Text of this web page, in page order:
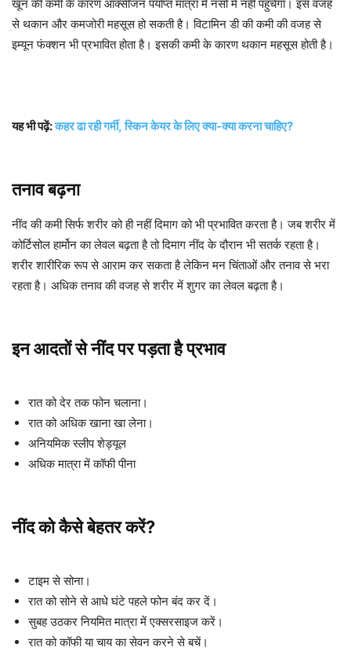
खून की कमी के कारण ऑक्सीजन पर्याप्त मात्रा में नसों में नहीं पहुंचेगा। इस वजह
से थकान और कमजोरी महसूस हो सकती है। विटामिन डी की कमी की वजह से
इम्यून फंक्शन भी प्रभावित होता है। इसकी कमी के कारण थकान महसूस होती है।
यह भी पढ़ें:कहर ढा रही गर्मी, स्किन केयर के लिए क्या-क्या करना चाहिए?
तनाव बढ़ना
नींद की कमी सिर्फ शरीर को ही नहीं दिमाग को भी प्रभावित करता है। जब शरीर में
कोर्टिसोल हार्मोन का लेवल बढ़ता है तो दिमाग नींद के दौरान भी सतर्क रहता है।
शरीर शारीरिक रूप से आराम कर सकता है लेकिन मन चिंताओं और तनाव से भरा
रहता है। अधिक तनाव की वजह से शरीर में शुगर का लेवल बढ़ता है।
इन आदतों से नींद पर पड़ता है प्रभाव
रात को देर तक फोन चलाना।
रात को अधिक खाना खा लेना।
अनियमिक स्लीप शेड्यूल
अधिक मात्रा में कॉफी पीना
नींद को कैसे बेहतर करें?
टाइम से सोना।
रात को सोने से आधे घंटे पहले फोन बंद कर दें।
सुबह उठकर नियमित मात्रा में एक्सरसाइज करें।
रात को कॉफी या चाय का सेवन करने से बचें।